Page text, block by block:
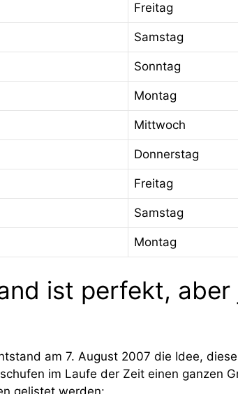
Freitag
Samstag
Sonntag
Montag
Mittwoch
Donnerstag
Freitag
Samstag
Montag
ist perfekt,
am 7. August 2007 die Idee,
im Laufe der Zeit einen ganzen
gelistet werden: